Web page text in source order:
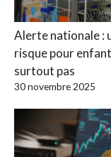
Alerte nationale :
risque pour
surtout pas
30 novembre 2025